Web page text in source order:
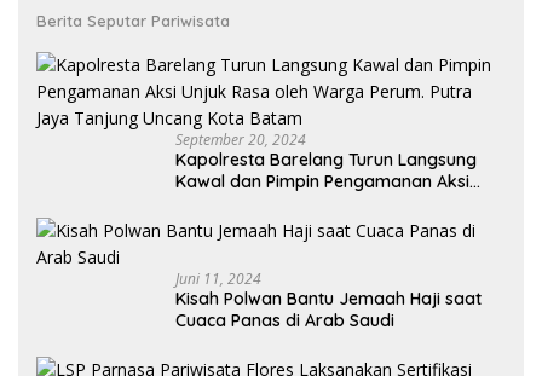
Berita Seputar Pariwisata
September 20, 2024
Kapolresta Barelang Turun Langsung
Kawal dan Pimpin Pengamanan Aksi
Jaya Tanjung Uncang Kota Batam
Juni 11, 2024
Kisah Polwan Bantu Jemaah Haji saat
Cuaca Panas di Arab Saudi